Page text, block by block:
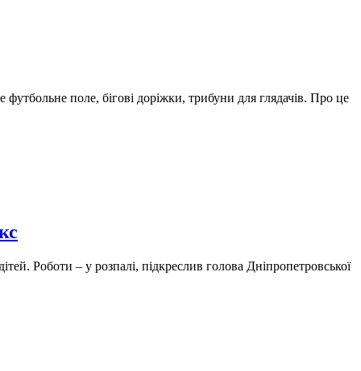
поле, бігові доріжки, трибуни для глядачів. Про це
Роботи – у розпалі, підкреслив голова Дніпропетровської